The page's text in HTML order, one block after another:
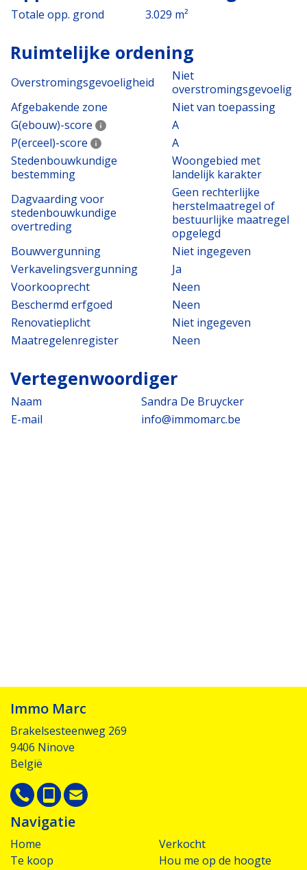
Totale opp. grond 3.029 m²
Ruimtelijke ordening
Overstromingsgevoeligheid
Niet
overstromingsgevoelig
Afgebakende zone
Niet van toepassing
G(ebouw)-score
A
P(erceel)-score
A
Stedenbouwkundige
bestemming
Woongebied met
landelijk karakter
Dagvaarding voor
stedenbouwkundige
overtreding
Geen rechterlijke
herstelmaatregel of
bestuurlijke maatregel
opgelegd
Bouwvergunning
Niet ingegeven
Verkavelingsvergunning
Ja
Voorkooprecht
Neen
Beschermd erfgoed
Neen
Renovatieplicht
Niet ingegeven
Maatregelenregister
Neen
Vertegenwoordiger
Naam
Sandra De Bruycker
E-mail
info@immomarc.be
Immo Marc
Brakelsesteenweg 269
9406 Ninove
België
Navigatie
Home
Te koop
Verkocht
Hou me op de hoogte